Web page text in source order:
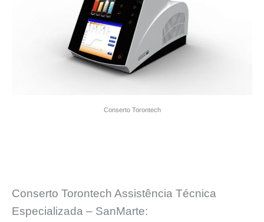
Conserto Torontech
Conserto Torontech Assistência Técnica
Especializada – SanMarte: